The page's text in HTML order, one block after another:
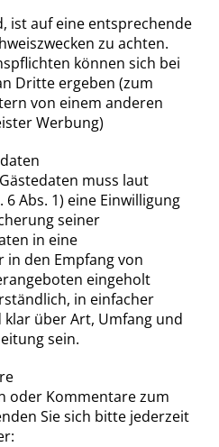
ist auf eine entsprechende
zu achten.
können sich bei
Dritte ergeben (zum
von einem anderen
Werbung)
muss laut
6 Abs. 1) eine Einwilligung
seiner
in eine
den Empfang von
eingeholt
in einfacher
über Art, Umfang und
sein.
oder Kommentare zum
Sie sich bitte jederzeit